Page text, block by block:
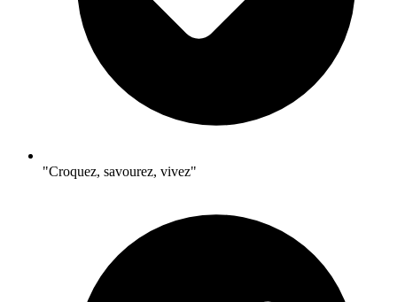
"Croquez, savourez, vivez"